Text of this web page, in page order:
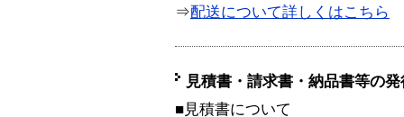
⇒配送について詳しくはこちら
見積書・請求書・納品書等の
■見積書について